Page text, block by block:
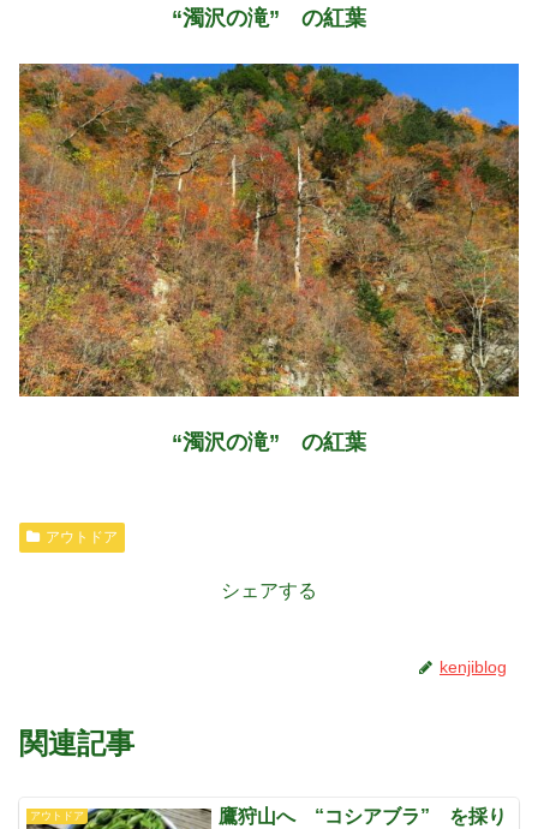
“濁沢の滝” の紅葉
“濁沢の滝” の紅葉
アウトドア
シェアする
kenjiblog
関連記事
アウトドア
鷹狩山へ “コシアブラ” を採り